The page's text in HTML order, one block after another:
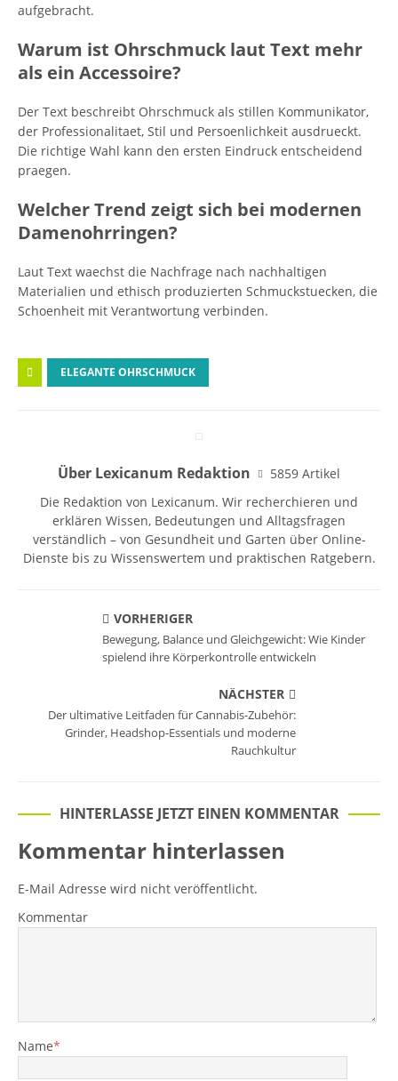
aufgebracht.
Warum ist Ohrschmuck laut Text mehr
als ein Accessoire?
Der Text beschreibt Ohrschmuck als stillen Kommunikator,
der Professionalitaet, Stil und Persoenlichkeit ausdrueckt.
Die richtige Wahl kann den ersten Eindruck entscheidend
praegen.
Welcher Trend zeigt sich bei modernen
Damenohrringen?
Laut Text waechst die Nachfrage nach nachhaltigen
Materialien und ethisch produzierten Schmuckstuecken, die
Schoenheit mit Verantwortung verbinden.
ELEGANTE OHRSCHMUCK
Über Lexicanum Redaktion
5859 Artikel
Die Redaktion von Lexicanum. Wir recherchieren und
erklären Wissen, Bedeutungen und Alltagsfragen
verständlich – von Gesundheit und Garten über Online-
Dienste bis zu Wissenswertem und praktischen Ratgebern.
VORHERIGER
Bewegung, Balance und Gleichgewicht: Wie Kinder
spielend ihre Körperkontrolle entwickeln
NÄCHSTER
Der ultimative Leitfaden für Cannabis-Zubehör:
Grinder, Headshop-Essentials und moderne
Rauchkultur
HINTERLASSE JETZT EINEN KOMMENTAR
Kommentar hinterlassen
E-Mail Adresse wird nicht veröffentlicht.
Kommentar
Name*